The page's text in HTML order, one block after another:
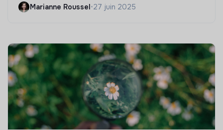
Marianne Roussel•27 juin 2025